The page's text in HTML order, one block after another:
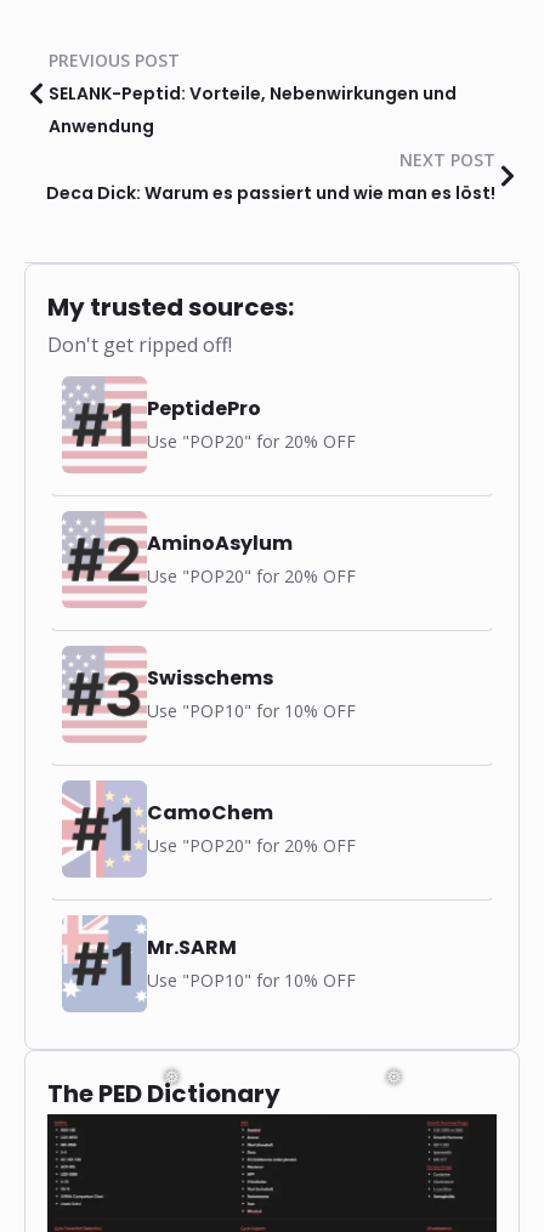
PREVIOUS POST
SELANK-Peptid: Vorteile, Nebenwirkungen und
Anwendung
NEXT POST
Deca Dick: Warum es passiert und wie man es löst!
My trusted sources:
Don't get ripped off!
PeptidePro
Use "POP20" for 20% OFF
AminoAsylum
Use "POP20" for 20% OFF
Swisschems
Use "POP10" for 10% OFF
CamoChem
Use "POP20" for 20% OFF
Mr.SARM
Use "POP10" for 10% OFF
The PED Dictionary